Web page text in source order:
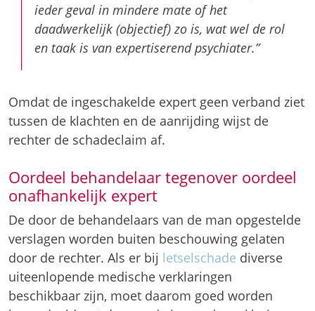
ieder geval in mindere mate of het
daadwerkelijk (objectief) zo is, wat wel de rol
en taak is van expertiserend psychiater.”
Omdat de ingeschakelde expert geen verband ziet
tussen de klachten en de aanrijding wijst de
rechter de schadeclaim af.
Oordeel behandelaar tegenover oordeel
onafhankelijk expert
De door de behandelaars van de man opgestelde
verslagen worden buiten beschouwing gelaten
door de rechter. Als er bij letselschade diverse
uiteenlopende medische verklaringen
beschikbaar zijn, moet daarom goed worden